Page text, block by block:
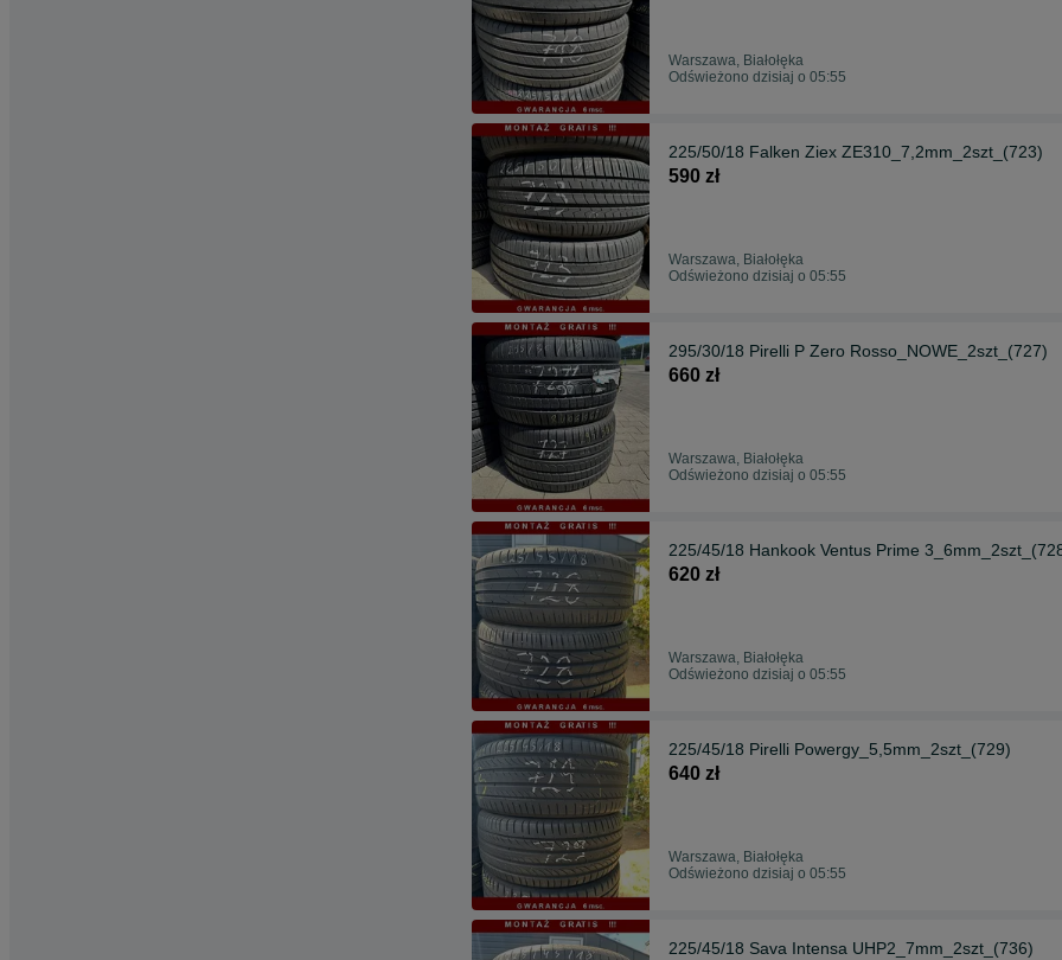
Warszawa, Białołęka
Odświeżono dzisiaj o 05:55
225/50/18 Falken Ziex ZE310_7,2mm_2szt_(723)
590 zł
Warszawa, Białołęka
Odświeżono dzisiaj o 05:55
295/30/18 Pirelli P Zero Rosso_NOWE_2szt_(727)
660 zł
Warszawa, Białołęka
Odświeżono dzisiaj o 05:55
225/45/18 Hankook Ventus Prime
620 zł
Warszawa, Białołęka
Odświeżono dzisiaj o 05:55
225/45/18 Pirelli Powergy_5,5mm_2szt_(729)
640 zł
Warszawa, Białołęka
Odświeżono dzisiaj o 05:55
225/45/18 Sava Intensa UHP2_7mm_2szt_(736)